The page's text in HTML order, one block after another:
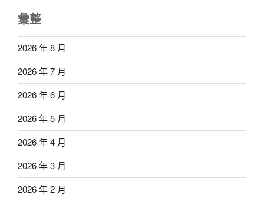
彙整
2026 年 8 月
2026 年 7 月
2026 年 6 月
2026 年 5 月
2026 年 4 月
2026 年 3 月
2026 年 2 月